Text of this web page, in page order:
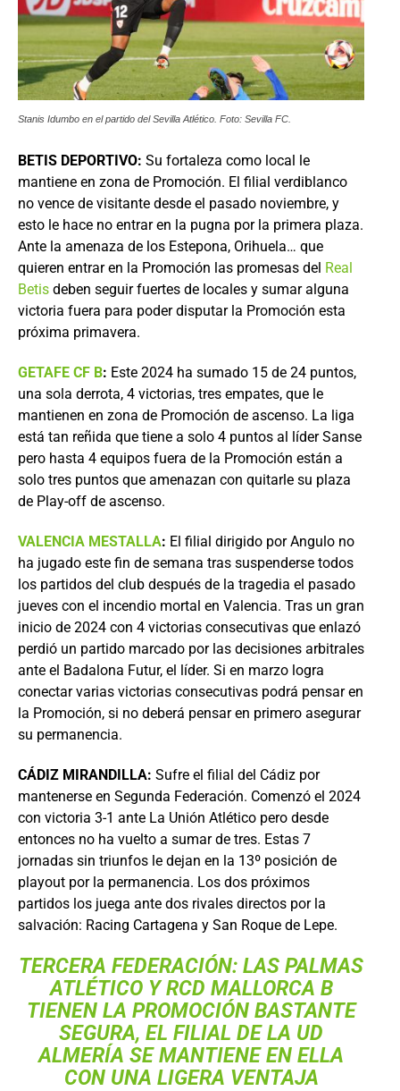
Stanis Idumbo en el partido del Sevilla Atlético. Foto: Sevilla FC.
BETIS DEPORTIVO: Su fortaleza como local le
mantiene en zona de Promoción. El filial verdiblanco
no vence de visitante desde el pasado noviembre, y
esto le hace no entrar en la pugna por la primera plaza.
Ante la amenaza de los Estepona, Orihuela… que
quieren entrar en la Promoción las promesas del Real
Betis deben seguir fuertes de locales y sumar alguna
victoria fuera para poder disputar la Promoción esta
próxima primavera.
GETAFE CF B: Este 2024 ha sumado 15 de 24 puntos,
una sola derrota, 4 victorias, tres empates, que le
mantienen en zona de Promoción de ascenso. La liga
está tan reñida que tiene a solo 4 puntos al líder Sanse
pero hasta 4 equipos fuera de la Promoción están a
solo tres puntos que amenazan con quitarle su plaza
de Play-off de ascenso.
VALENCIA MESTALLA: El filial dirigido por Angulo no
ha jugado este fin de semana tras suspenderse todos
los partidos del club después de la tragedia el pasado
jueves con el incendio mortal en Valencia. Tras un gran
inicio de 2024 con 4 victorias consecutivas que enlazó
perdió un partido marcado por las decisiones arbitrales
ante el Badalona Futur, el líder. Si en marzo logra
conectar varias victorias consecutivas podrá pensar en
la Promoción, si no deberá pensar en primero asegurar
su permanencia.
CÁDIZ MIRANDILLA: Sufre el filial del Cádiz por
mantenerse en Segunda Federación. Comenzó el 2024
con victoria 3-1 ante La Unión Atlético pero desde
entonces no ha vuelto a sumar de tres. Estas 7
jornadas sin triunfos le dejan en la 13º posición de
playout por la permanencia. Los dos próximos
partidos los juega ante dos rivales directos por la
salvación: Racing Cartagena y San Roque de Lepe.
TERCERA FEDERACIÓN: LAS PALMAS
ATLÉTICO YRCD MALLORCA B
TIENEN LA PROMOCIÓN BASTANTE
SEGURA, EL FILIAL DE LA UD
ALMERÍA SE MANTIENE EN ELLA
CON UNA LIGERA VENTAJA